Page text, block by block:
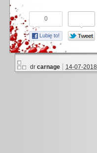
0
Lubię to!
dr carnage 14-07-2018